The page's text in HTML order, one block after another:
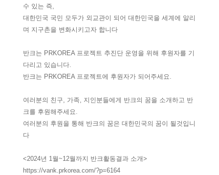
수 있는 즉,
대한민국 국민 모두가 외교관이 되어 대한민국을 세계에 알리
며 지구촌을 변화시키고자 합니다
반크는 PRKOREA 프로젝트 추진단 운영을 위해 후원자를 기
다리고 있습니다.
반크는 PRKOREA 프로젝트에 후원자가 되어주세요.
여러분의 친구, 가족, 지인분들에게 반크의 꿈을 소개하고 반
크를 후원해주세요.
여러분의 후원을 통해 반크의 꿈은 대한민국의 꿈이 될것입니
다
<2024년 1월~12월까지 반크활동결과 소개>
https://vank.prkorea.com/?p=6164